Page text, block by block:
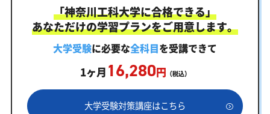
ーメイドカリキュラム」
まずはあなたの弱点をしっかり把握現状分析テスト
あなただけの学習計画だから成果が出る！神奈川工科大
学習効果をしっかり確認定着度テスト
一人でも安心、学習相談
「神奈川工科大学に合格できる」
あなただけの学習プランをご用意します。
大学受験に必要な全科目を受講できて
1ヶ月 16,280円 （税込）
大学受験対策講座はこちら